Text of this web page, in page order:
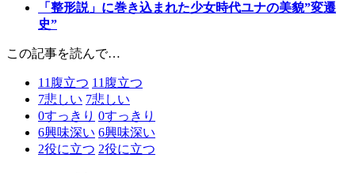
「整形説」に巻き込まれた少女時代ユナの美貌”変遷
史”
この記事を読んで…
11 腹立つ 11 腹立つ
7悲しい 7悲しい
0すっきり 0すっきり
6興味深い 6興味深い
2役に立つ 2役に立つ